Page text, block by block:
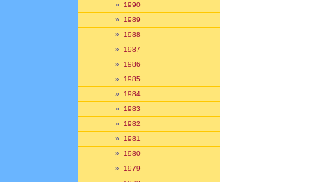
» 1990
» 1989
» 1988
» 1987
» 1986
» 1985
» 1984
» 1983
» 1982
» 1981
» 1980
» 1979